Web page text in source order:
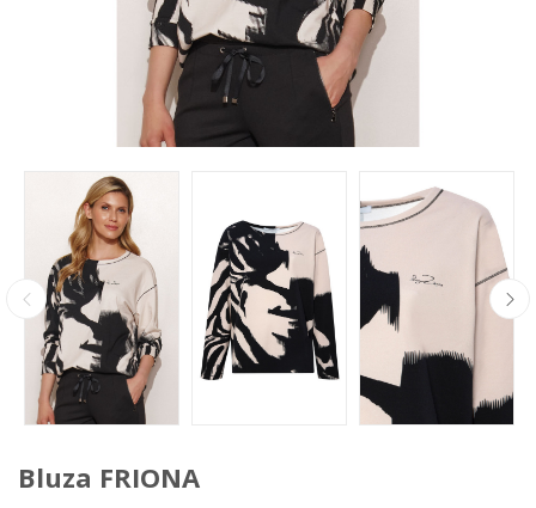
Bluza FRIONA